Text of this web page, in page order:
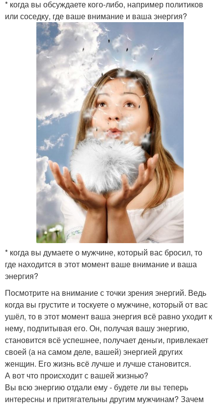
* когда вы обсуждаете кого-либо, например политиков
или соседку, где ваше внимание и ваша энергия?
* когда вы думаете о мужчине, который вас бросил, то
где находится в этот момент ваше внимание и ваша
энергия?
Посмотрите на внимание с точки зрения энергий. Ведь
когда вы грустите и тоскуете о мужчине, который от вас
ушёл, то в этот момент ваша энергия всё равно уходит к
нему, подпитывая его. Он, получая вашу энергию,
становится всё успешнее, получает деньги, привлекает
своей (а на самом деле, вашей) энергией других
женщин. Его жизнь всё лучше и лучше становится.
А вот что происходит с вашей жизнью?
Вы всю энергию отдали ему - будете ли вы теперь
интересны и притягательны другим мужчинам? Зачем